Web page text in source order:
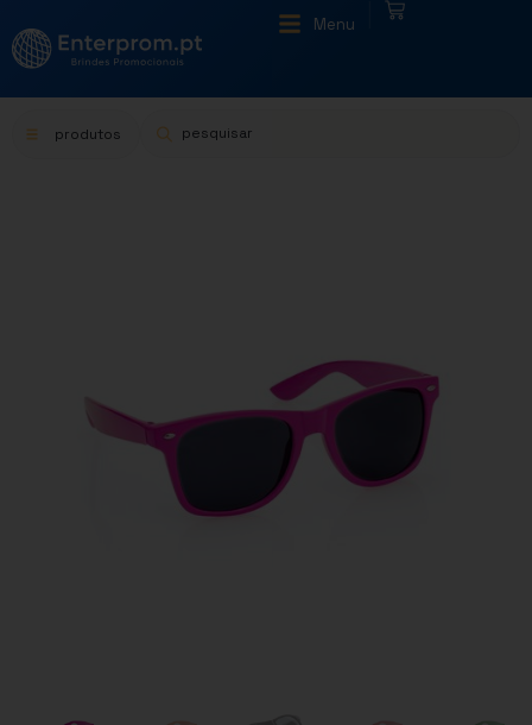
Menu
produtos